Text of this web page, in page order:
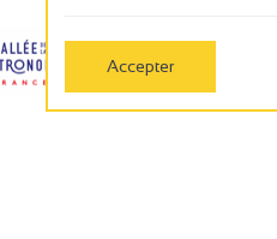
Accepter